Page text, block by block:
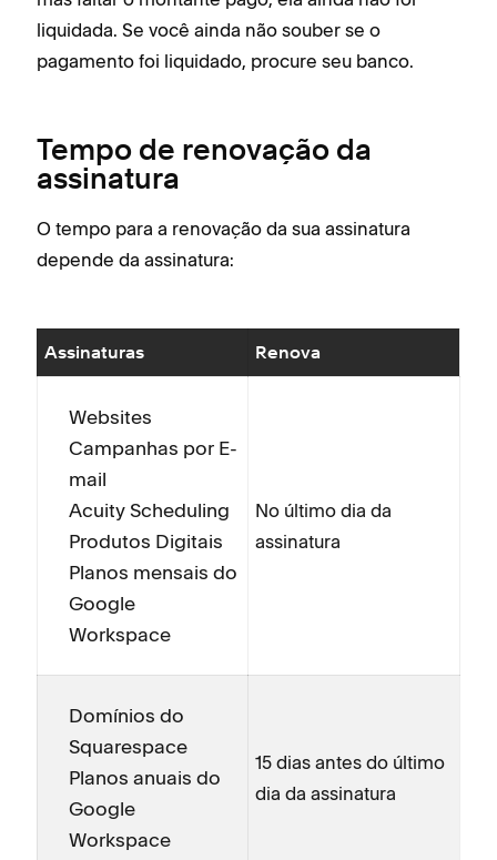
liquidada. Se você ainda não souber se o
pagamento foi liquidado, procure seu banco.
Tempo de renovação da
assinatura
O tempo para a renovação da sua assinatura
depende da assinatura:
Assinaturas Renova
Websites
Campanhas por E-
mail
Acuity Scheduling
Produtos Digitais
Planos mensais do
Google
Workspace
No último dia da
assinatura
Domínios do
Squarespace
Planos anuais do
Google
Workspace
15 dias antes do último
dia da assinatura